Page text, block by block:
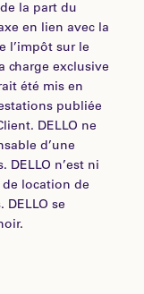
la part du
en lien avec la
l’impôt sur le
charge exclusive
été mis en
publiée
DELLO ne
d’une
DELLO n’est ni
de location de
DELLO se